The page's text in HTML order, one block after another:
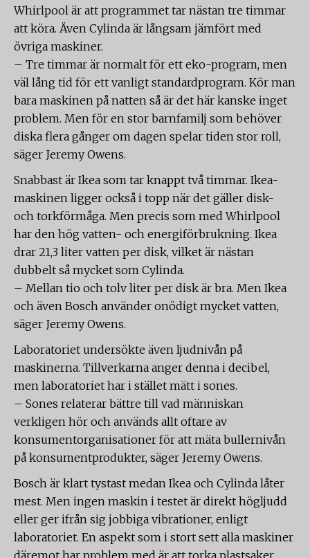
Whirlpool är att programmet tar nästan tre timmar
att köra. Även Cylinda är långsam jämfört med
övriga maskiner.
– Tre timmar är normalt för ett eko-program, men
väl lång tid för ett vanligt standardprogram. Kör man
bara maskinen på natten så är det här kanske inget
problem. Men för en stor barnfamilj som behöver
diska flera gånger om dagen spelar tiden stor roll,
säger Jeremy Owens.
Snabbast är Ikea som tar knappt två timmar. Ikea-
maskinen ligger också i topp när det gäller disk-
och torkförmåga. Men precis som med Whirlpool
har den hög vatten- och energiförbrukning. Ikea
drar 21,3 liter vatten per disk, vilket är nästan
dubbelt så mycket som Cylinda.
– Mellan tio och tolv liter per disk är bra. Men Ikea
och även Bosch använder onödigt mycket vatten,
säger Jeremy Owens.
Laboratoriet undersökte även ljudnivån på
maskinerna. Tillverkarna anger denna i decibel,
men laboratoriet har i stället mätt i sones.
– Sones relaterar bättre till vad människan
verkligen hör och används allt oftare av
konsumentorganisationer för att mäta bullernivån
på konsumentprodukter, säger Jeremy Owens.
Bosch är klart tystast medan Ikea och Cylinda låter
mest. Men ingen maskin i testet är direkt högljudd
eller ger ifrån sig jobbiga vibrationer, enligt
laboratoriet. En aspekt som i stort sett alla maskiner
däremot har problem med är att torka plastsaker.